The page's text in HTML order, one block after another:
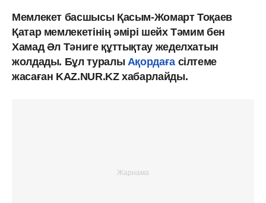
Мемлекет басшысы Қасым-Жомарт Тоқаев
Қатар мемлекетінің әмірі шейх Тәмим бен
Хамад Әл Тәниге құттықтау жеделхатын
жолдады. Бұл туралы Ақордағасілтеме
жасаған KAZ.NUR.KZ хабарлайды.